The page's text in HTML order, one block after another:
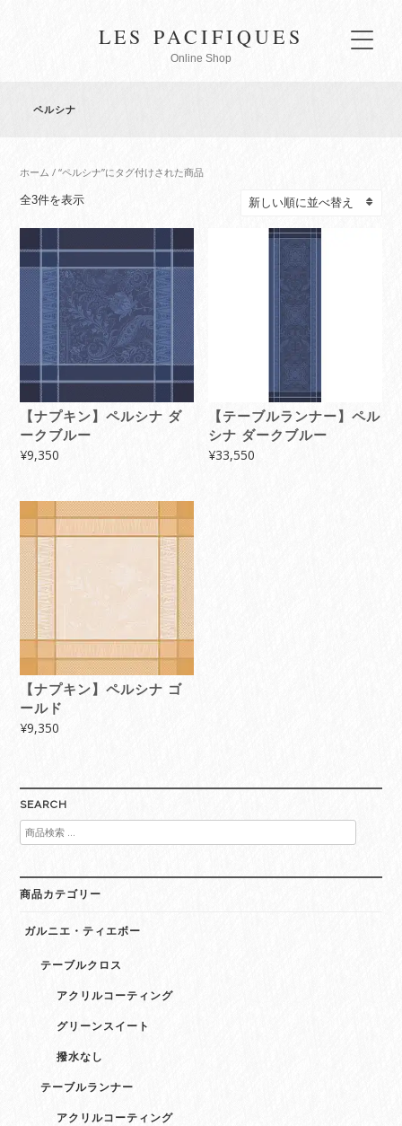
LES PACIFIQUES
Online Shop
ペルシナ
ホーム / “ペルシナ”にタグ付けされた商品
全3件を表示新
【ナプキン】ペルシナ ダ
ークブルー
¥9,350
【テーブルランナー】ペル
シナ ダークブルー
¥33,550
【ナプキン】ペルシナ ゴ
ールド
¥9,350
SEARCH
検
索
象:
商品カテゴリー
ガルニエ・ティエボー
テーブルクロス
アクリルコーティング
グリーンスイート
撥水なし
テーブルランナー
アクリルコーティング